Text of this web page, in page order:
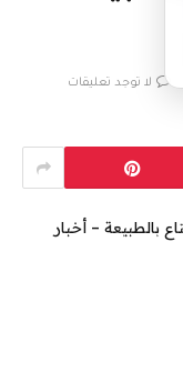
لا توجد تعليقات